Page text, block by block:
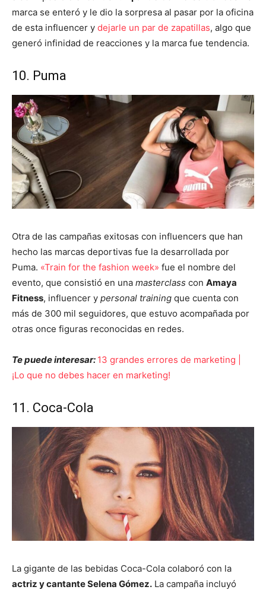
marca se enteró y le dio la sorpresa al pasar por la oficina
de esta influencer y dejarle un par de zapatillas, algo que
generó infinidad de reacciones y la marca fue tendencia.
10. Puma
Otra de las campañas exitosas con influencers que han
hecho las marcas deportivas fue la desarrollada por
Puma. «Train for the fashion week» fue el nombre del
evento, que consistió en una masterclass con Amaya
Fitness, influencer y personal training que cuenta con
más de 300 mil seguidores, que estuvo acompañada por
otras once figuras reconocidas en redes.
Te puede interesar: 13 grandes errores de marketing |
¡Lo que no debes hacer en marketing!
11. Coca-Cola
La gigante de las bebidas Coca-Cola colaboró con la
actriz y cantante Selena Gómez. La campaña incluyó